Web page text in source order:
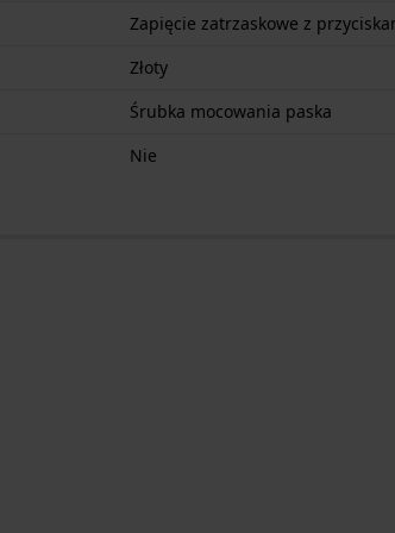
Zapięcie zatrzaskowe z
Złoty
Śrubka mocowania paska
Nie